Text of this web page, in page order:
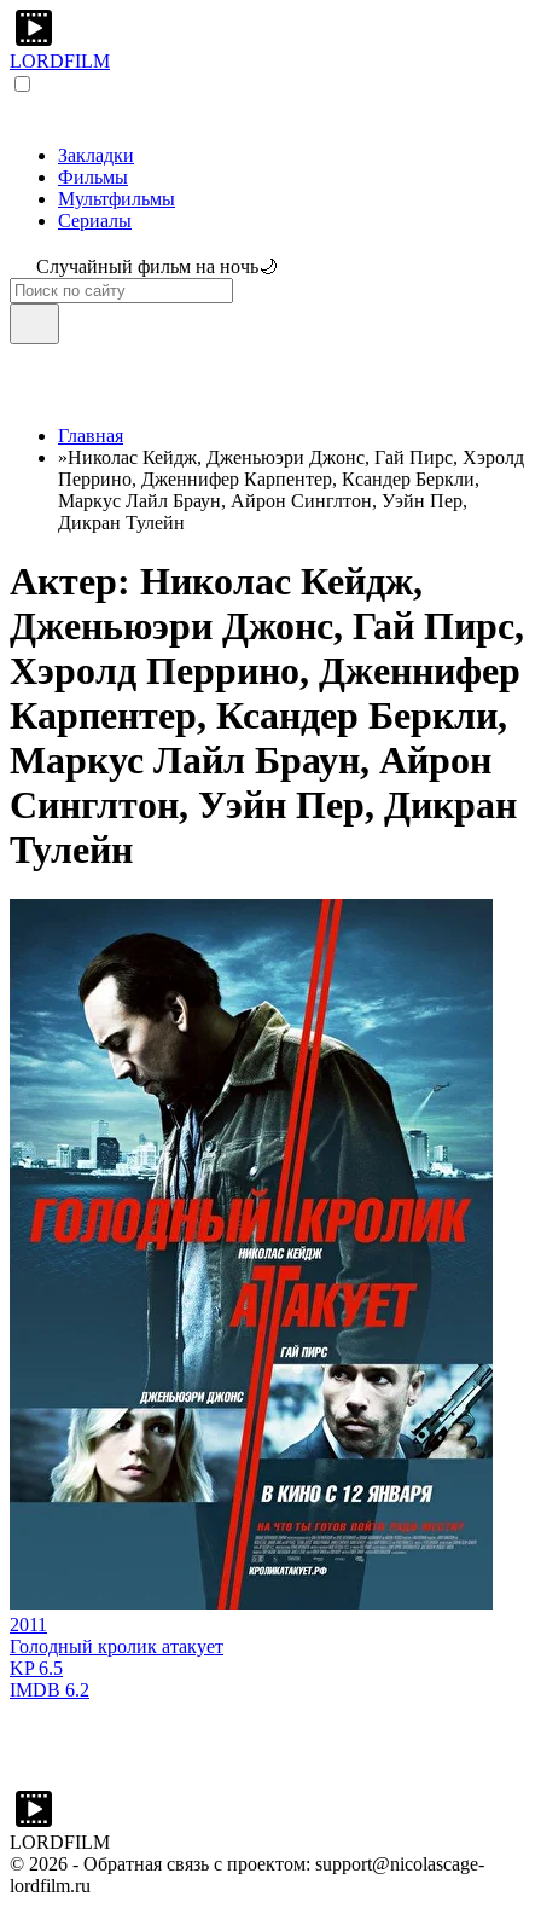
LORDFILM
Закладки
Фильмы
Мультфильмы
Сериалы
Случайный фильм на ночь🌙
Главная
»Николас Кейдж, Дженьюэри Джонс, Гай Пирс, Хэролд
Перрино, Дженнифер Карпентер, Ксандер Беркли,
Маркус Лайл Браун, Айрон Синглтон, Уэйн Пер,
Дикран Тулейн
Актер: Николас Кейдж,
Дженьюэри Джонс, Гай Пирс,
Хэролд Перрино, Дженнифер
Карпентер, Ксандер Беркли,
Маркус Лайл Браун, Айрон
Синглтон, Уэйн Пер, Дикран
Тулейн
2011
Голодный кролик атакует
KP6.5
IMDB 6.2
LORDFILM
© 2026 - Обратная связь с проектом: support@nicolascage-
lordfilm.ru